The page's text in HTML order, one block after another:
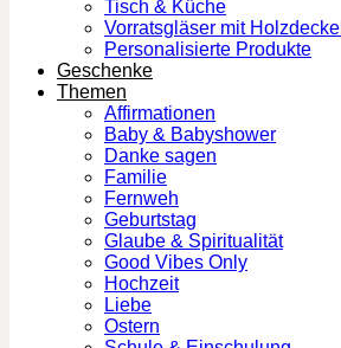
Tisch & Küche
Vorratsgläser mit Holzdeckel
Personalisierte Produkte
Geschenke
Themen
Affirmationen
Baby & Babyshower
Danke sagen
Familie
Fernweh
Geburtstag
Glaube & Spiritualität
Good Vibes Only
Hochzeit
Liebe
Ostern